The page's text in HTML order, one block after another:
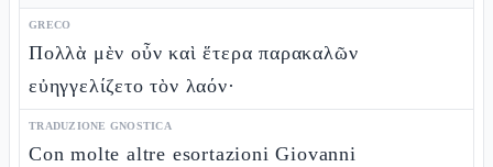
GRECO
Πολλὰ μὲν οὖν καὶ ἕτερα παρακαλῶν
εὐηγγελίζετο τὸν λαόν·
TRADUZIONE GNOSTICA
Con molte altre esortazioni Giovanni